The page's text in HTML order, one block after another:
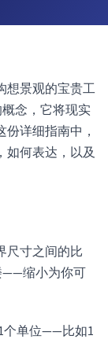
想景观的宝贵工
念，它将现实
详细指南中，
如何表达，以及
尺寸之间的比
——缩小为你可
个单位——比如1